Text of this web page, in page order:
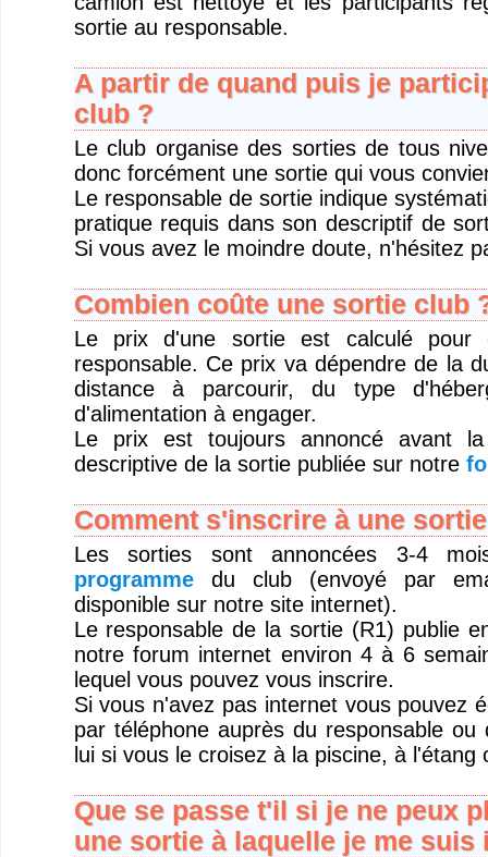
sortie au responsable.
A partir de quand puis je
club ?
Le club organise des sorties de tous
donc forcément une sortie qui vous
Le responsable de sortie indique
pratique requis dans son descriptif de
Si vous avez le moindre doute, n'hésitez
Combien coûte une sortie club
Le prix d'une sortie est calculé pour
responsable. Ce prix va dépendre de la
distance à parcourir, du type
d'alimentation à engager.
Le prix est toujours annoncé avant
descriptive de la sortie publiée sur notre
Comment s'inscrire à une
Les sorties sont annoncées 3-4
programmedu club (envoyé par
disponible sur notre site internet).
Le responsable de la sortie (R1) publie
notre forum internet environ 4 à 6
lequel vous pouvez vous inscrire.
Si vous n'avez pas internet vous pouvez
par téléphone auprès du responsable ou
lui si vous le croisez à la piscine, à l'étang
Que se passe t'il si je ne peux
une sortie à laquelle je me suis